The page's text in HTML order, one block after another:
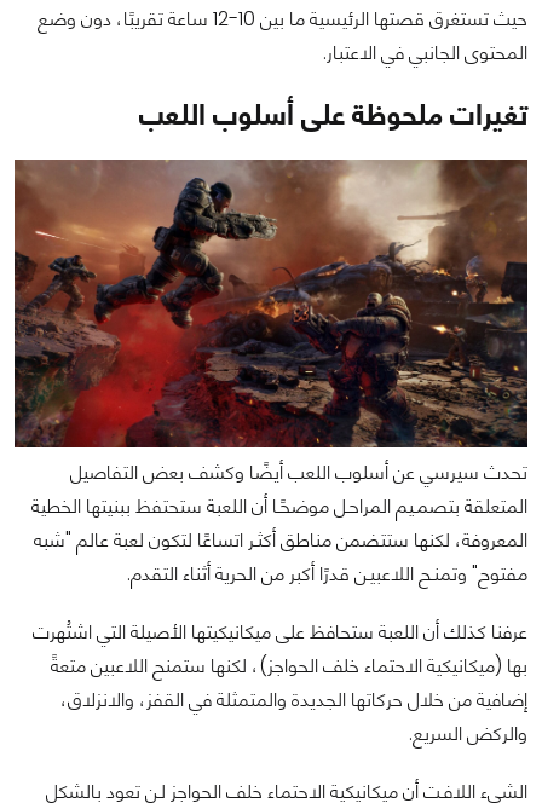
حيث تستغرق قصتها الرئيسية ما بين 10-12 ساعة تقريبًا، دون وضع
المحتوى الجانبي في الاعتبار.
تغيرات ملحوظة على أسلوب اللعب
تحدث سيرسي عن أسلوب اللعب أيضًا وكشف بعض التفاصيل
المتعلقة بتصمـيم المراحـل موضحًـا أن اللعبة ستحتفظ ببنيتها الخطية
المعروفة، لكنها ستتضمن مناطق أكثـر اتساعًا لتكون لعبة عالم "شبه
مفتوح" وتمنـح اللاعبيـن قدرًا أكبر من الحرية أثناء التقدم.
عرفنا كذلك أن اللعبة ستحافظ على ميكانيكيتها الأصيلة التي اشتُهرت
بها (ميكانيكية الاحتماء خلف الحواجز)، لكنها ستمنح اللاعبين متعةً
إضافية من خلال حركاتها الجديدة والمتمثلة في القفز، والانزلاق،
والركض السريع.
الشيء اللافـت أن ميكانيكية الاحتماء خلف الحواجز لـن تعود بالشكل